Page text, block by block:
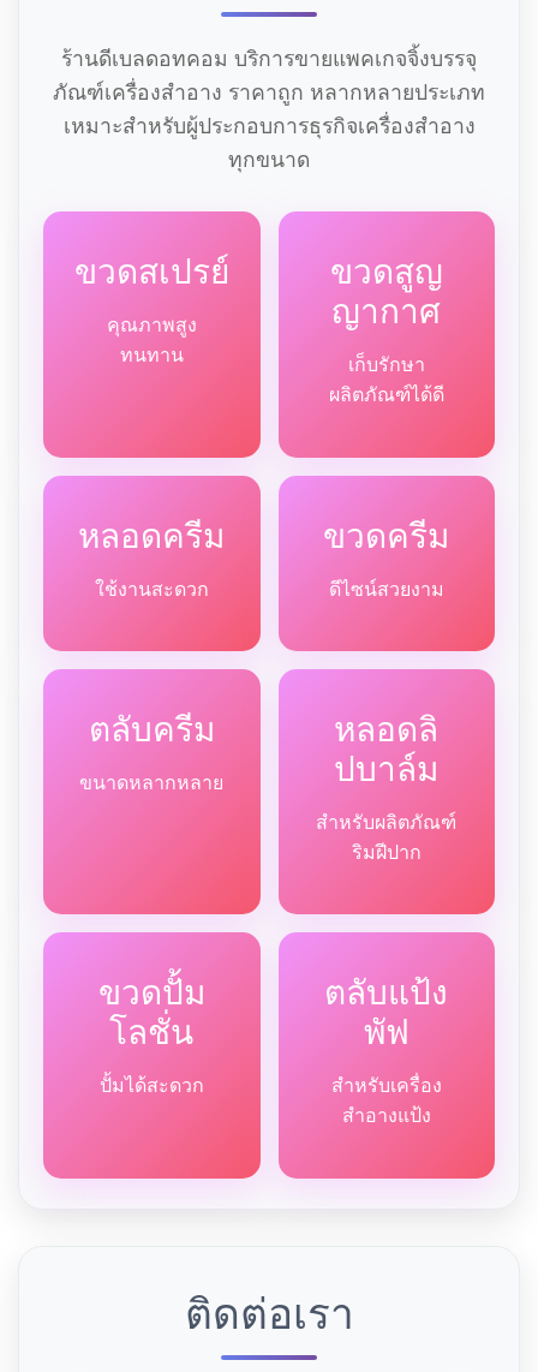
ร้านดีเบลดอทคอม บริการขายแพคเกจจิ้งบรรจุ
ภัณฑ์เครื่องสำอาง ราคาถูก หลากหลายประเภท
เหมาะสำหรับผู้ประกอบการธุรกิจเครื่องสำอาง
ทุกขนาด
ขวดสเปรย์
คุณภาพสูง
ทนทาน
ขวดสูญ
ญากาศ
เก็บรักษา
ผลิตภัณฑ์ได้ดี
หลอดครีม
ใช้งานสะดวก
ขวดครีม
ดีไซน์สวยงาม
ตลับครีม
ขนาดหลากหลาย
หลอดลิ
ปบาล์ม
สำหรับผลิตภัณฑ์
ริมฝีปาก
ขวดปั้ม
โลชั่น
ปั้มได้สะดวก
ตลับแป้ง
พัฟ
สำหรับเครื่อง
สำอางแป้ง
ติดต่อเรา